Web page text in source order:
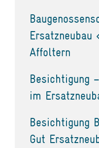
Affoltern
Besichtigung
im
Besichtigung
Gut